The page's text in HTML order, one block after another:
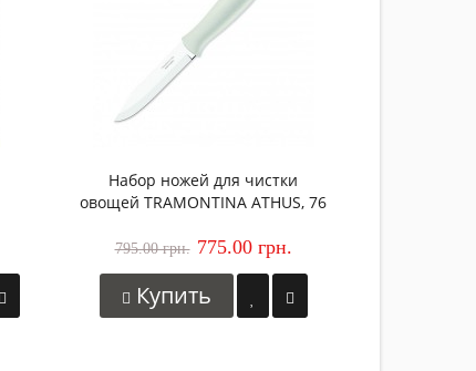
Набор ножей для чистки
овощей TRAMONTINA ATHUS, 76
795.00 грн. 775.00 грн.
Купить